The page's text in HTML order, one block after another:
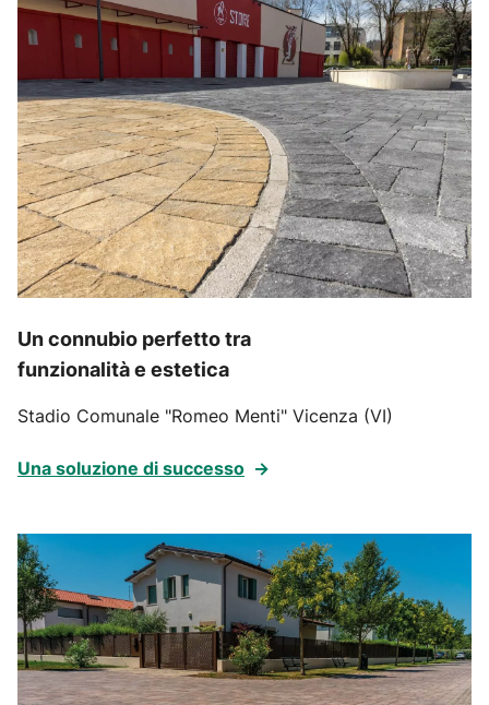
Un connubio perfetto tra
funzionalità e estetica
Stadio Comunale "Romeo Menti" Vicenza (VI)
Una soluzione di successo →